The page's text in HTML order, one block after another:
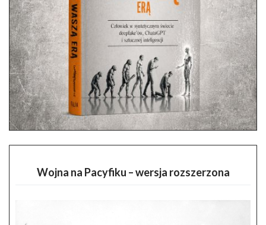
Wojna na Pacyfiku – wersja rozszerzona